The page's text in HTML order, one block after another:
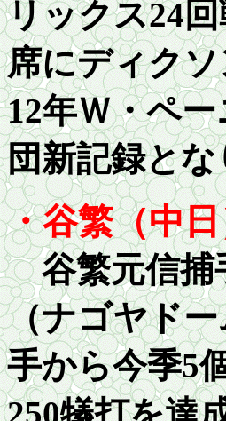
リックス24
席にディク
12年Ｗ・ペ
団新記録と
・谷繁（中
谷繁元信捕
（ナゴヤド
手から今季5